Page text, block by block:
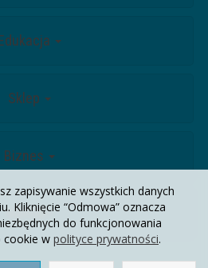
Sklep
Biznes
Kontakt
zapisywanie wszystkich danych
Kliknięcie “Odmowa” oznacza
do funkcjonowania
cookie w polityce prywatności.